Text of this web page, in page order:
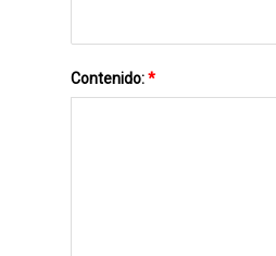
Contenido:*